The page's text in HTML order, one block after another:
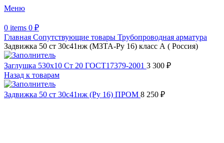
Меню
0 items 0 ₽
Главная Сопутствующие товары Трубопроводная арматура
Задвижка 50 ст 30с41нж (МЗТА-Ру 16) класс А ( Россия)
Заглушка 530х10 Ст 20 ГОСТ17379-2001 3 300 ₽
Назад к товарам
Задвижка 50 ст 30с41нж (Ру 16) ПРОМ 8 250 ₽